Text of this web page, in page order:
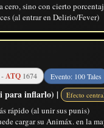
cero, sino con cierto
(al entrar en Delirio/Fever)
ATQ 1674 Evento: 100 Tales
para inflarlo) | Efecto
rápido (al unir sus punis)
cargar su Animáx. en la